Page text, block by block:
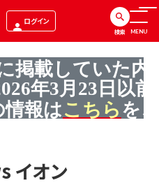
ログイン
検索 MENU
掲載していた
年3月 23 日以
報はこちら を
イオン